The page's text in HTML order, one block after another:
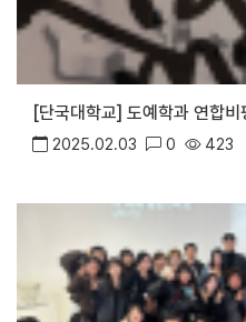
[단국대학교] 도예학과 연합
2025.02.03 0 423